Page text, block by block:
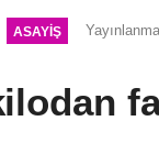
ASAYIŞ